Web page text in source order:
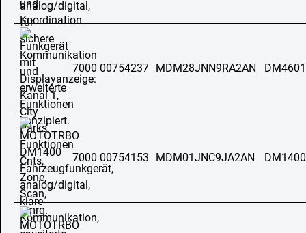
7000 00754237 MDM28JNN9RA2AN
7000 00754153 MDM01JNC9JA2AN